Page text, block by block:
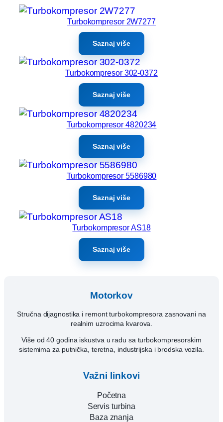
Turbokompresor 2W7277
Saznaj više
Turbokompresor 302-0372
Saznaj više
Turbokompresor 4820234
Saznaj više
Turbokompresor 5586980
Saznaj više
Turbokompresor AS18
Saznaj više
Motorkov
Stručna dijagnostika i remont turbokompresora zasnovani na
realnim uzrocima kvarova.
Više od 40 godina iskustva u radu sa turbokompresorskim
sistemima za putnička, teretna, industrijska i brodska vozila.
Važni linkovi
Početna
Servis turbina
Baza znanja